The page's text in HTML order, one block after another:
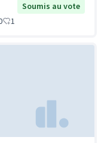
Soumis au vote
1